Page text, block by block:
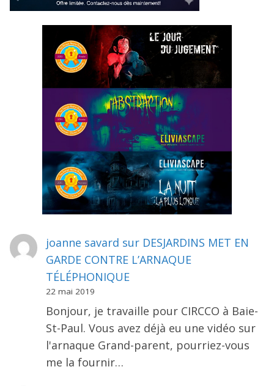
joanne savard sur DESJARDINS MET EN
GARDE CONTRE L’ARNAQUE
TÉLÉPHONIQUE
22 mai 2019
Bonjour, je travaille pour CIRCCO à Baie-
St-Paul. Vous avez déjà eu une vidéo sur
l'arnaque Grand-parent, pourriez-vous
me la fournir…